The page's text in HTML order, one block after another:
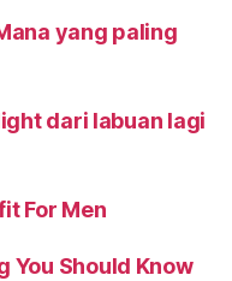
yang paling
dari labuan lagi
For Men
You Should Know